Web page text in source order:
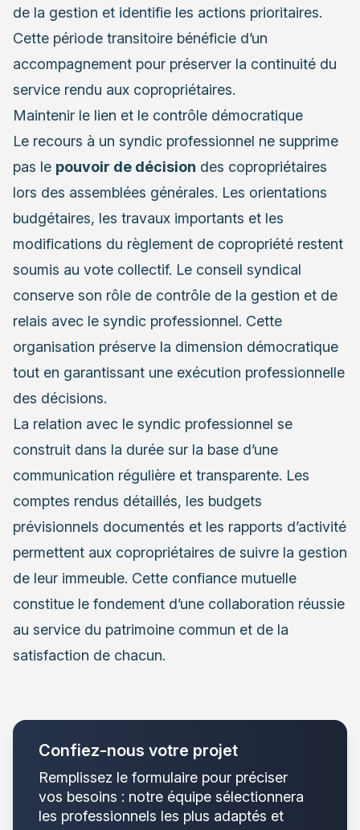
de la gestion et identifie les actions prioritaires.
Cette période transitoire bénéficie d’un
accompagnement pour préserver la continuité du
service rendu aux copropriétaires.
Maintenir le lien et le contrôle démocratique
Le recours à un syndic professionnel ne supprime
pas le pouvoir de décision des copropriétaires
lors des assemblées générales. Les orientations
budgétaires, les travaux importants et les
modifications du règlement de copropriété restent
soumis au vote collectif. Le conseil syndical
conserve son rôle de contrôle de la gestion et de
relais avec le syndic professionnel. Cette
organisation préserve la dimension démocratique
tout en garantissant une exécution professionnelle
des décisions.
La relation avec le syndic professionnel se
construit dans la durée sur la base d’une
communication régulière et transparente. Les
comptes rendus détaillés, les budgets
prévisionnels documentés et les rapports d’activité
permettent aux copropriétaires de suivre la gestion
de leur immeuble. Cette confiance mutuelle
constitue le fondement d’une collaboration réussie
au service du patrimoine commun et de la
satisfaction de chacun.
Confiez-nous votre projet
Remplissez le formulaire pour préciser
vos besoins : notre équipe sélectionnera
les professionnels les plus adaptés et